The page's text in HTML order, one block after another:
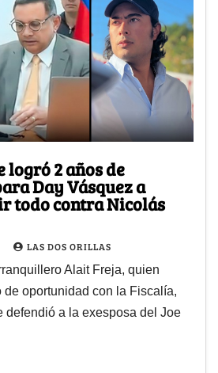
logró 2 años de
Day Vásquez a
todo contra Nicolás
LAS DOS ORILLAS
Alait Freja, quien
oportunidad con la Fiscalía,
defendió a la exesposa del Joe